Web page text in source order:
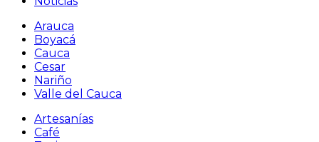
Arauca
Boyacá
Cauca
Cesar
Nariño
Valle del Cauca
Artesanías
Café